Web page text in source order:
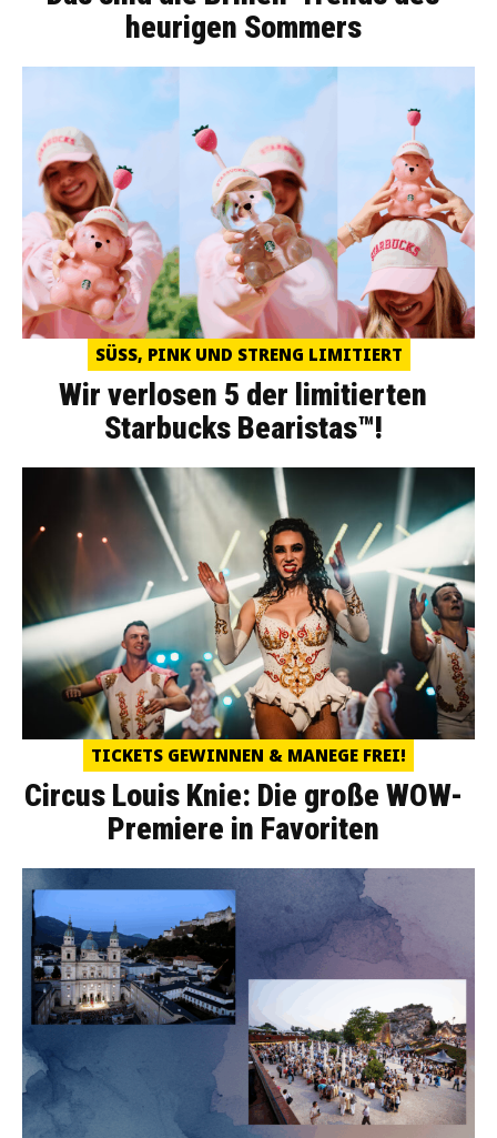
heurigen Sommers
SÜSS, PINK UND STRENG LIMITIERT
Wir verlosen 5 der limitierten
Starbucks Bearistas™!
TICKETS GEWINNEN & MANEGE FREI!
Circus Louis Knie: Die große WOW-
Premiere in Favoriten